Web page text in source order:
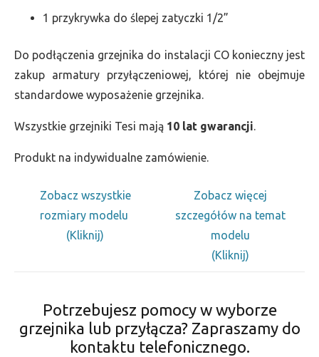
1 przykrywka do ślepej zatyczki 1/2”
Do podłączenia grzejnika do instalacji CO konieczny jest
zakup armatury przyłączeniowej, której nie obejmuje
standardowe wyposażenie grzejnika.
Wszystkie grzejniki Tesi mają 10 lat gwarancji.
Produkt na indywidualne zamówienie.
Zobacz wszystkie
rozmiary modelu
(Kliknij)
Zobacz więcej
szczegółów na temat
modelu
(Kliknij)
Potrzebujesz pomocy w wyborze
grzejnika lub przyłącza? Zapraszamy do
kontaktu telefonicznego.